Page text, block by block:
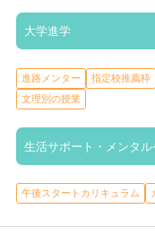
大学進学
進路メンター 指定校推薦枠
文理別の授業
生活サポート・メンタル
午後スタートカリキュラム